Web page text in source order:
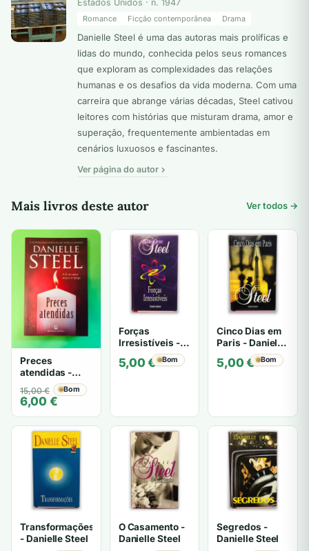
Estados Unidos · n. 1947
Romance Ficção contemporânea Drama
Danielle Steel é uma das autoras mais prolíficas e
lidas do mundo, conhecida pelos seus romances
que exploram as complexidades das relações
humanas e os desafios da vida moderna. Com uma
carreira que abrange várias décadas, Steel cativou
leitores com histórias que misturam drama, amor e
superação, frequentemente ambientadas em
cenários luxuosos e fascinantes.
Ver página do autor
Mais livros deste autor Ver todos →
Preces
atendidas -
Danielle Steel
15,00€
O
preço
original
era:
15,00 €.
6,00 €
O
preço
atual
é:
6,00 €.
Bom
Forças
Irresistíveis -
Danielle Steel
5,00€ Bom
Cinco Dias em
Paris - Danielle
5,00€ Bom
Transformações
- Danielle Steel
O Casamento -
Danielle Steel
Segredos -
Danielle Steel